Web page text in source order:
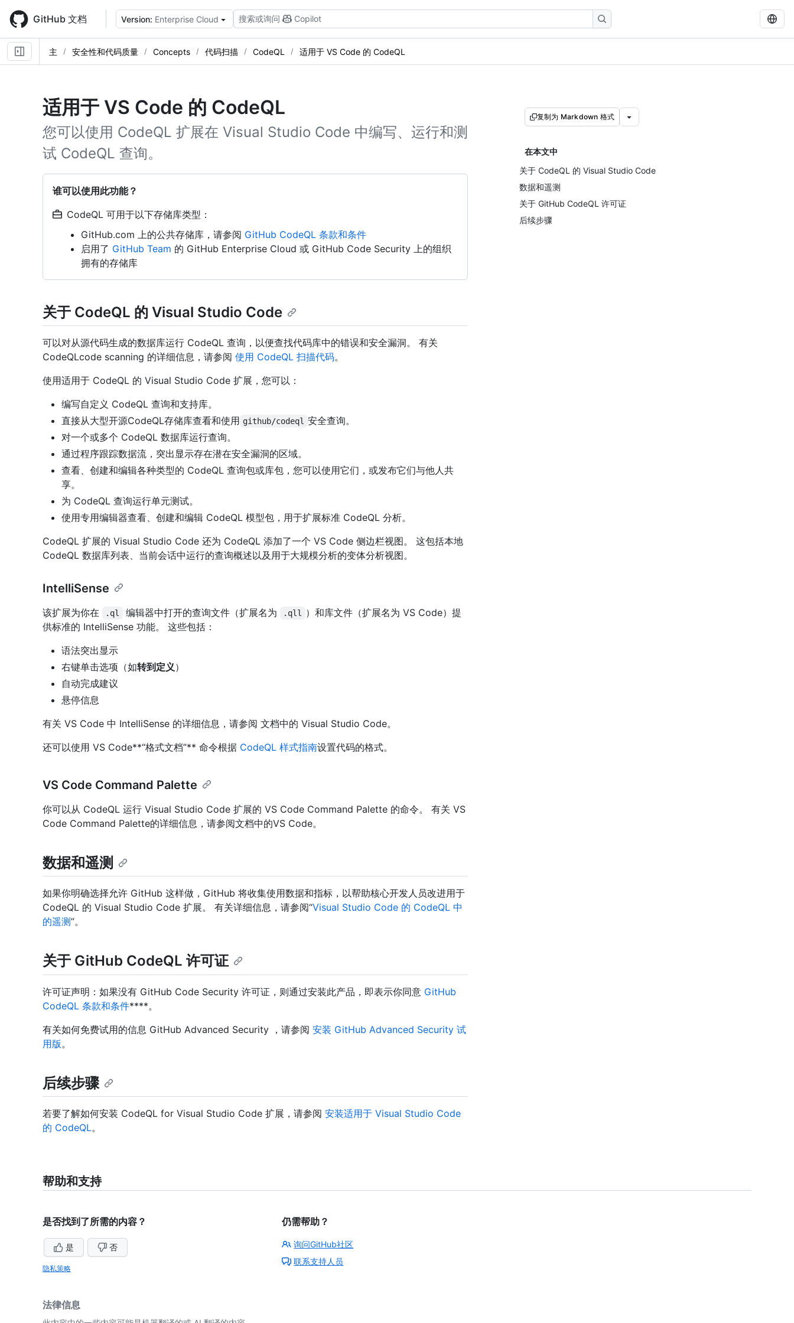
main
content
GitHub 文档 Version: Enterprise Cloud 搜索或询问 Copilot
主 安全性和代码质量 Concepts 代码扫描 CodeQL 适用于 VS Code 的 CodeQL
适用于 VS Code 的 CodeQL
您可以使用 CodeQL 扩展在 Visual Studio Code 中编写、运行和测
试 CodeQL 查询。
谁可以使用此功能？
CodeQL 可用于以下存储库类型：
GitHub.com 上的公共存储库，请参阅 GitHub CodeQL 条款和条件
启用了 GitHub Team 的 GitHub Enterprise Cloud 或 GitHub Code Security 上的组织
拥有的存储库
复制为 Markdown 格式
在本文中
关于 CodeQL 的 Visual Studio Code
数据和遥测
关于 GitHub CodeQL 许可证
后续步骤
关于 CodeQL 的 Visual Studio Code
可以对从源代码生成的数据库运行 CodeQL 查询，以便查找代码库中的错误和安全漏洞。 有关
CodeQLcode scanning 的详细信息，请参阅 使用 CodeQL 扫描代码。
使用适用于 CodeQL 的 Visual Studio Code 扩展，您可以：
编写自定义 CodeQL 查询和支持库。
直接从大型开源CodeQL存储库查看和使用 github/codeql 安全查询。
对一个或多个 CodeQL 数据库运行查询。
通过程序跟踪数据流，突出显示存在潜在安全漏洞的区域。
查看、创建和编辑各种类型的 CodeQL 查询包或库包，您可以使用它们，或发布它们与他人共
享。
为 CodeQL 查询运行单元测试。
使用专用编辑器查看、创建和编辑 CodeQL 模型包，用于扩展标准 CodeQL 分析。
CodeQL 扩展的 Visual Studio Code 还为 CodeQL 添加了一个 VS Code 侧边栏视图。 这包括本地
CodeQL 数据库列表、当前会话中运行的查询概述以及用于大规模分析的变体分析视图。
IntelliSense
该扩展为你在 .ql 编辑器中打开的查询文件（扩展名为 .qll
）和库文件（扩展名为 VS Code）提
供标准的 IntelliSense 功能。 这些包括：
语法突出显示
右键单击选项（如转到定义）
自动完成建议
悬停信息
有关 VS Code 中 IntelliSense 的详细信息，请参阅 文档中的 Visual Studio Code。
还可以使用 VS Code**“格式文档”** 命令根据 CodeQL 样式指南设置代码的格式。
VS Code Command Palette
你可以从 CodeQL 运行 Visual Studio Code 扩展的 VS Code Command Palette 的命令。 有关 VS
Code Command Palette的详细信息，请参阅文档中的VS Code。
数据和遥测
如果你明确选择允许 GitHub 这样做，GitHub 将收集使用数据和指标，以帮助核心开发人员改进用于
CodeQL 的 Visual Studio Code 扩展。 有关详细信息，请参阅“Visual Studio Code 的 CodeQL 中
的遥测”。
关于 GitHub CodeQL 许可证
许可证声明：如果没有 GitHub Code Security 许可证，则通过安装此产品，即表示你同意 GitHub
CodeQL 条款和条件****。
有关如何免费试用的信息 GitHub Advanced Security ，请参阅 安装 GitHub Advanced Security 试
用版 。
后续步骤
若要了解如何安装 CodeQL for Visual Studio Code 扩展，请参阅 安装适用于 Visual Studio Code
的 CodeQL。
帮助和支持
是否找到了所需的内容？
是 否
隐私策略
仍需帮助？
询问GitHub社区
联系支持人员
法律信息